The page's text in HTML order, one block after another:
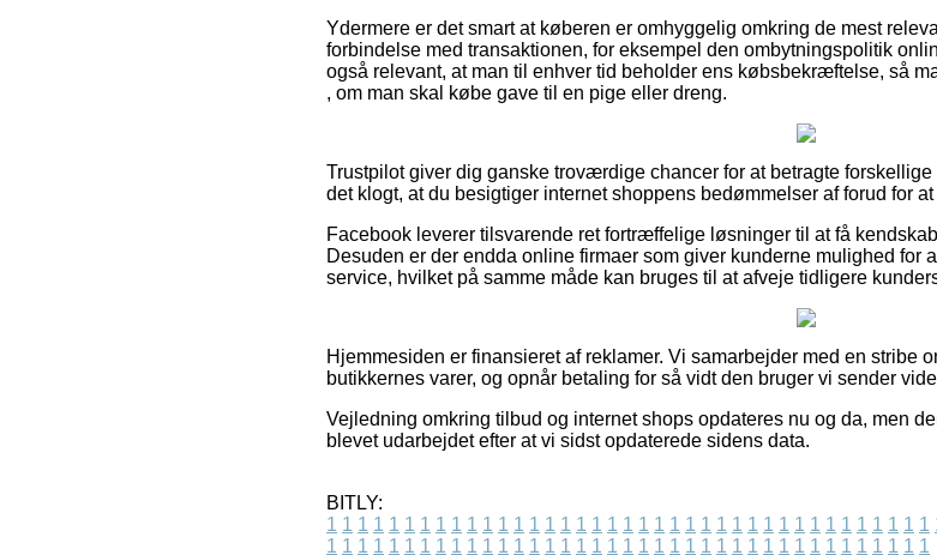
Ydermere er det smart at køberen er omhyggelig omkring de mest
forbindelse med transaktionen, for eksempel den ombytningspolitik
også relevant, at man til enhver tid beholder ens købsbekræftelse, så
, om man skal købe gave til en pige eller dreng.
Trustpilot giver dig ganske troværdige chancer for at betragte
det klogt, at du besigtiger internet shoppens bedømmelser af forud for
Facebook leverer tilsvarende ret fortræffelige løsninger til at få
Desuden er der endda online firmaer som giver kunderne mulighed for
service, hvilket på samme måde kan bruges til at afveje tidligere
Hjemmesiden er finansieret af reklamer. Vi samarbejder med en stribe
butikkernes varer, og opnår betaling for så vidt den bruger vi sender
Vejledning omkring tilbud og internet shops opdateres nu og da, men
blevet udarbejdet efter at vi sidst opdaterede sidens data.
BITLY:
1 1 1 1 1 1 1 1 1 1 1 1 1 1 1 1 1 1 1 1 1 1 1 1 1 1 1 1 1 1 1 1 1 1 1 1 1 1 1
1 1 1 1 1 1 1 1 1 1 1 1 1 1 1 1 1 1 1 1 1 1 1 1 1 1 1 1 1 1 1 1 1 1 1 1 1 1 1